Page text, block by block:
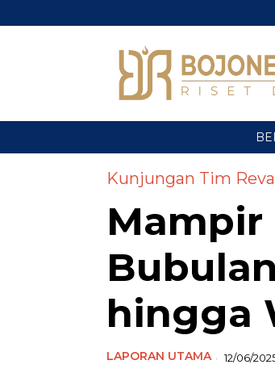
Kunjungan Tim
Mampir
hingga
LAPORAN UTAMA 12/06/